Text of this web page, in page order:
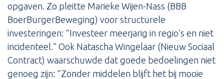
opgaven. Zo pleitte Marieke Wijen-Nass (BBB
BoerBurgerBeweging) voor structurele
investeringen: “Investeer meerjarig in regio’s en niet
incidenteel.” Ook Natascha Wingelaar (Nieuw Sociaal
Contract) waarschuwde dat goede bedoelingen niet
genoeg zijn: “Zonder middelen blijft het bij mooie